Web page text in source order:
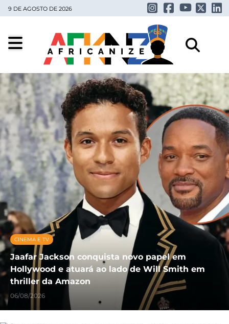
9 DE AGOSTO DE 2026
CINEMA E TV
Jaafar Jackson conquista novo papel em
Hollywood e atuará ao lado de Will Smith em
thriller da Amazon
06/08/2026